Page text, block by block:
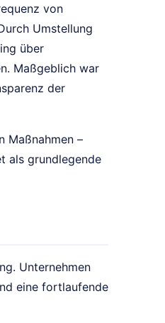
von
Umstellung
über
Maßgeblich war
der
Maßnahmen –
als grundlegende
Unternehmen
eine fortlaufende